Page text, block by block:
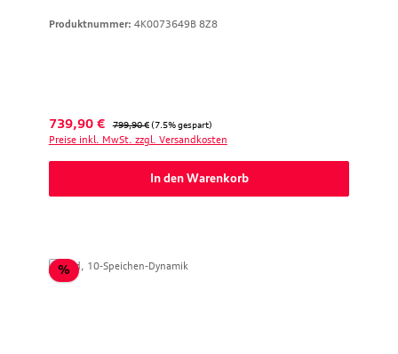
Produktnummer: 4K0073649B 8Z8
Verkaufspreis:
739,90 € Regulärer Preis:
799,90 € (7.5% gespart)
Preise inkl. MwSt. zzgl. Versandkosten
In den Warenkorb
%Rabatt